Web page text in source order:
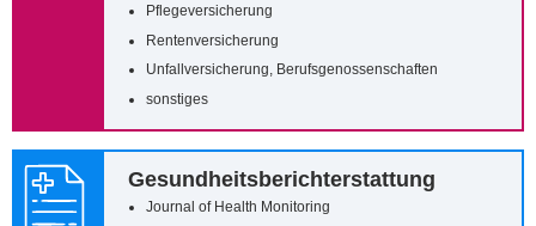
Pflegeversicherung
Rentenversicherung
Unfallversicherung, Berufsgenossenschaften
sonstiges
Gesundheitsberichterstattung
Journal of Health Monitoring